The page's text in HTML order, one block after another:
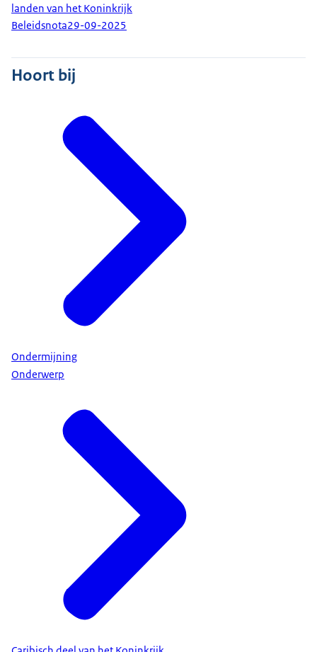
landen van het Koninkrijk
Beleidsnota29-09-2025
Hoort bij
Ondermijning
Onderwerp